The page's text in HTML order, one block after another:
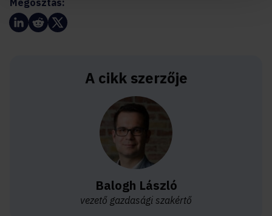
Megosztás:
A cikk szerzője
Balogh László
vezető gazdasági szakértő